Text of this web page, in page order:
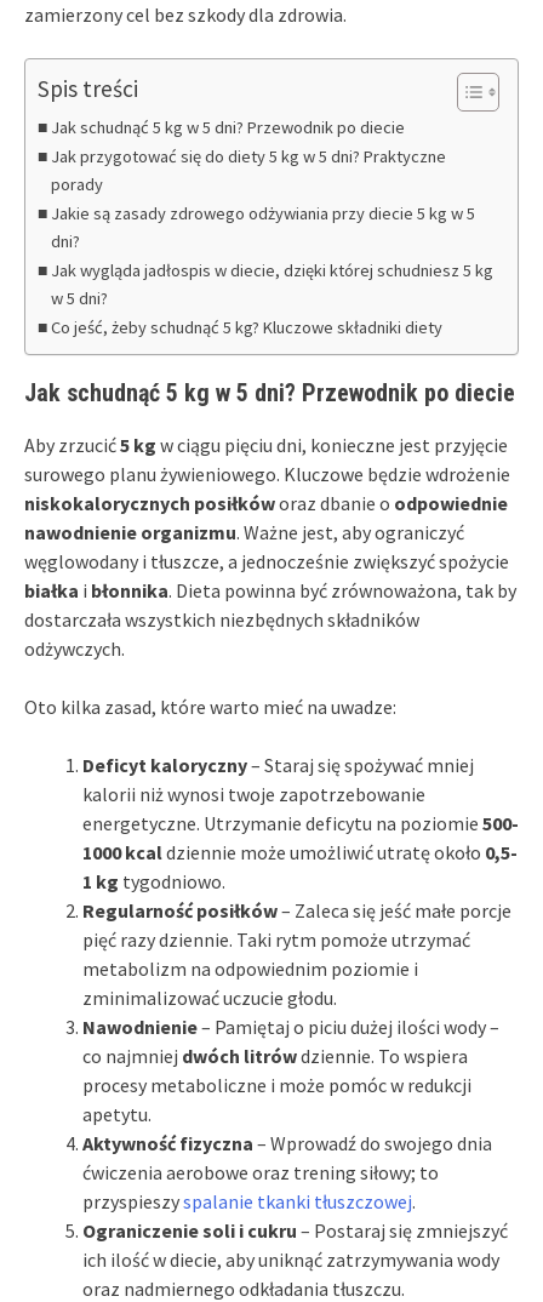
zamierzony cel bez szkody dla zdrowia.
Spis treści
Jak schudnąć 5 kg w 5 dni? Przewodnik po diecie
Jak przygotować się do diety 5 kg w 5 dni? Praktyczne
porady
Jakie są zasady zdrowego odżywiania przy diecie 5 kg w 5
dni?
Jak wygląda jadłospis w diecie, dzięki której schudniesz 5 kg
w 5 dni?
Co jeść, żeby schudnąć 5 kg? Kluczowe składniki diety
Jak schudnąć 5 kg w 5 dni? Przewodnik po diecie
Aby zrzucić5 kg w ciągu pięciu dni, konieczne jest przyjęcie
surowego planu żywieniowego. Kluczowe będzie wdrożenie
niskokalorycznych posiłkóworaz dbanie o odpowiednie
nawodnienie organizmu. Ważne jest, aby ograniczyć
węglowodany i tłuszcze, a jednocześnie zwiększyć spożycie
białka i błonnika. Dieta powinna być zrównoważona, tak by
dostarczała wszystkich niezbędnych składników
odżywczych.
Oto kilka zasad, które warto mieć na uwadze:
Deficyt kaloryczny– Staraj się spożywać mniej
kalorii niż wynosi twoje zapotrzebowanie
energetyczne. Utrzymanie deficytu na poziomie 500-
1000 kcaldziennie może umożliwić utratę około 0,5-
1 kg tygodniowo.
Regularność posiłków– Zaleca się jeść małe porcje
pięć razy dziennie. Taki rytm pomoże utrzymać
metabolizm na odpowiednim poziomie i
zminimalizować uczucie głodu.
Nawodnienie– Pamiętaj o piciu dużej ilości wody –
co najmniej dwóch litrówdziennie. To wspiera
procesy metaboliczne i może pomóc w redukcji
apetytu.
Aktywność fizyczna – Wprowadź do swojego dnia
ćwiczenia aerobowe oraz trening siłowy; to
przyspieszyspalanie tkanki tłuszczowej.
Ograniczenie soli i cukru – Postaraj się zmniejszyć
ich ilość w diecie, aby uniknąć zatrzymywania wody
oraz nadmiernego odkładania tłuszczu.